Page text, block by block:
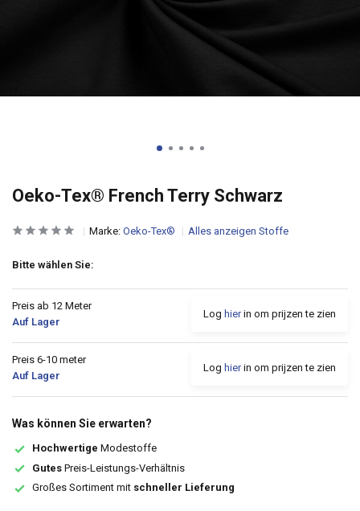
Oeko-Tex® French Terry Schwarz
Marke: Oeko-Tex® Alles anzeigen Stoffe
Bitte wählen Sie:
Preis ab 12 Meter
Auf Lager
Log hierin om prijzen te zien
Preis 6-10 meter
Auf Lager
Log hierin om prijzen te zien
Was können Sie erwarten?
Hochwertige Modestoffe
Gutes Preis-Leistungs-Verhältnis
Großes Sortiment mit schneller Lieferung